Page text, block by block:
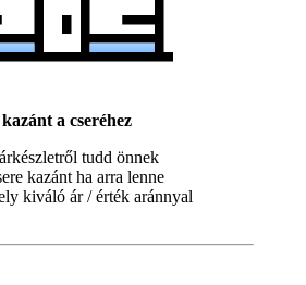
a cseréhez
tudd önnek
kazánt ha arra lenne
kiváló ár / érték aránnyal